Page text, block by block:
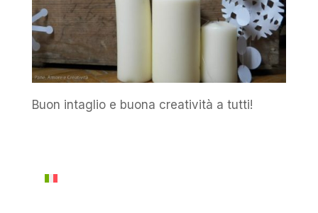
Buon intaglio e buona creatività a tutti!